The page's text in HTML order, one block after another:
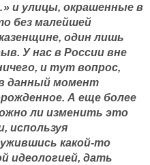
и улицы, окрашенные в
без малейшей
один лишь
У нас в России вне
и тут вопрос,
в данный момент
А еще более
ли изменить это
используя
какой-то
идеологией, дать